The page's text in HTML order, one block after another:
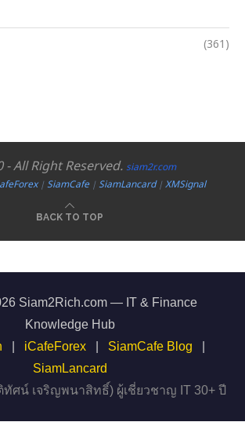
(361)
- All Right Reserved. siam2r.com
|SiamCafe|SiamLancard|XMSignal
BACK TO TOP
Siam2Rich.com — IT & Finance
Knowledge Hub
iCafeForex SiamCafe Blog
SiamLancard
ศน์ เจริญพนาสิทธิ์) ผู้เชี่ยวชาญ IT 30+ ปี